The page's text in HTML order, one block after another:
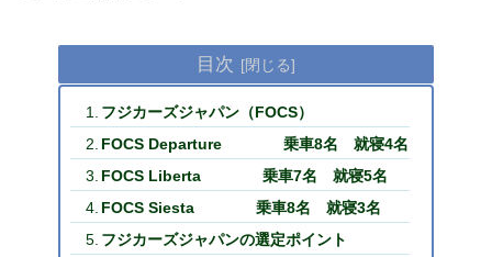
目次
フジカーズジャパン（FOCS）
FOCS Departure 乗車8名 就寝4名
FOCS Liberta 乗車7名 就寝5名
FOCS Siesta 乗車8名 就寝3名
フジカーズジャパンの選定ポイント